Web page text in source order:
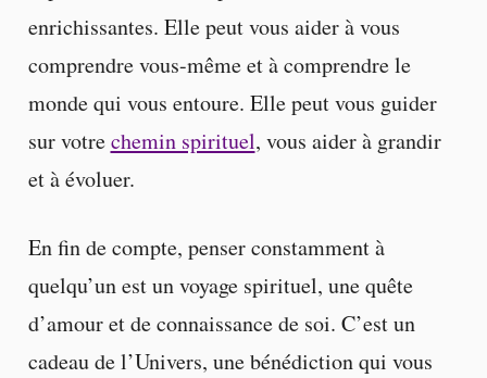
enrichissantes. Elle peut vous aider à vous
comprendre vous-même et à comprendre le
monde qui vous entoure. Elle peut vous guider
sur votrechemin spirituel, vous aider à grandir
et à évoluer.
En fin de compte, penser constamment à
quelqu’un est un voyage spirituel, une quête
d’amour et de connaissance de soi. C’est un
cadeau de l’Univers, une bénédiction qui vous